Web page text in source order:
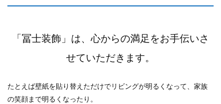
「冨士装飾」は、心からの満足をお手伝いさ
せていただきます。
たとえば壁紙を貼り替えただけでリビングが明るくなって、家族
の笑顔まで明るくなったり。